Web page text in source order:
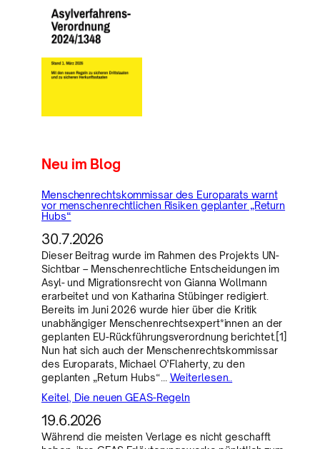
Neu im Blog
Menschenrechtskommissar des Europarats warnt
vor menschenrechtlichen Risiken geplanter „Return
Hubs“
30.7.2026
Dieser Beitrag wurde im Rahmen des Projekts UN-
Sichtbar – Menschenrechtliche Entscheidungen im
Asyl- und Migrationsrecht von Gianna Wollmann
erarbeitet und von Katharina Stübinger redigiert.
Bereits im Juni 2026 wurde hier über die Kritik
unabhängiger Menschenrechtsexpert*innen an der
geplanten EU-Rückführungsverordnung berichtet.[1]
Nun hat sich auch der Menschenrechtskommissar
des Europarats, Michael O’Flaherty, zu den
geplanten „Return Hubs“… Weiterlesen..
Keitel, Die neuen GEAS-Regeln
19.6.2026
Während die meisten Verlage es nicht geschafft